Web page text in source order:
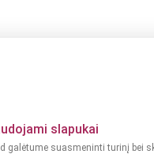
slapukai
galėtume suasmeninti turinį bei